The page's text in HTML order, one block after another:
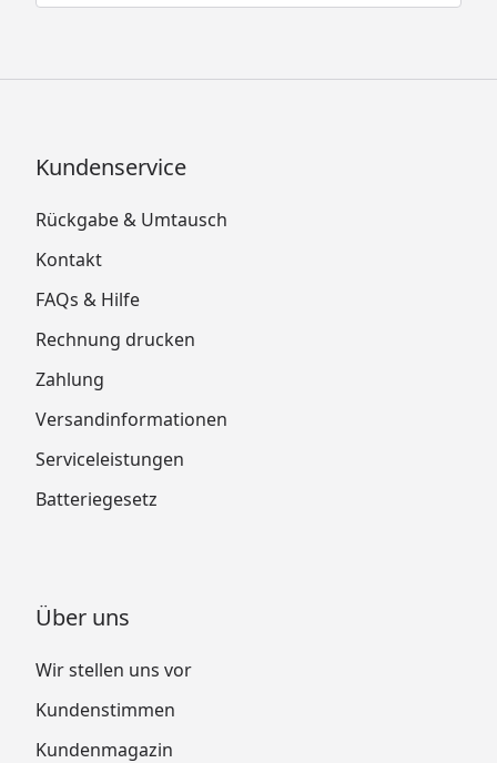
Kundenservice
Rückgabe & Umtausch
Kontakt
FAQs & Hilfe
Rechnung drucken
Zahlung
Versandinformationen
Serviceleistungen
Batteriegesetz
Über uns
Wir stellen uns vor
Kundenstimmen
Kundenmagazin